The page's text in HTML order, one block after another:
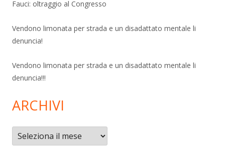
Fauci: oltraggio al Congresso
Vendono limonata per strada e un disadattato mentale li
denuncia!
Vendono limonata per strada e un disadattato mentale li
denuncia!!!
ARCHIVI
Archivi